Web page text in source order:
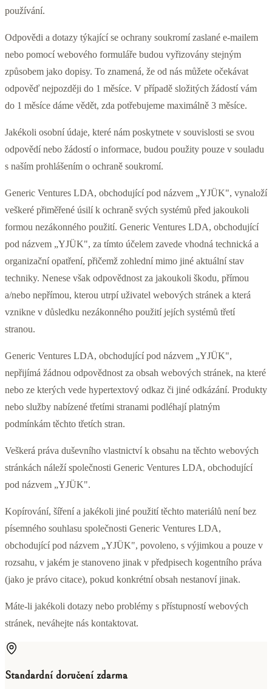
používání.
Odpovědi a dotazy týkající se ochrany soukromí zaslané e-mailem
nebo pomocí webového formuláře budou vyřizovány stejným
způsobem jako dopisy. To znamená, že od nás můžete očekávat
odpověď nejpozději do 1 měsíce. V případě složitých žádostí vám
do 1 měsíce dáme vědět, zda potřebujeme maximálně 3 měsíce.
Jakékoli osobní údaje, které nám poskytnete v souvislosti se svou
odpovědí nebo žádostí o informace, budou použity pouze v souladu
s naším prohlášením o ochraně soukromí.
Generic Ventures LDA, obchodující pod názvem „YJÜK", vynaloží
veškeré přiměřené úsilí k ochraně svých systémů před jakoukoli
formou nezákonného použití. Generic Ventures LDA, obchodující
pod názvem „YJÜK", za tímto účelem zavede vhodná technická a
organizační opatření, přičemž zohlední mimo jiné aktuální stav
techniky. Nenese však odpovědnost za jakoukoli škodu, přímou
a/nebo nepřímou, kterou utrpí uživatel webových stránek a která
vznikne v důsledku nezákonného použití jejích systémů třetí
stranou.
Generic Ventures LDA, obchodující pod názvem „YJÜK",
nepřijímá žádnou odpovědnost za obsah webových stránek, na které
nebo ze kterých vede hypertextový odkaz či jiné odkázání. Produkty
nebo služby nabízené třetími stranami podléhají platným
podmínkám těchto třetích stran.
Veškerá práva duševního vlastnictví k obsahu na těchto webových
stránkách náleží společnosti Generic Ventures LDA, obchodující
pod názvem „YJÜK".
Kopírování, šíření a jakékoli jiné použití těchto materiálů není bez
písemného souhlasu společnosti Generic Ventures LDA,
obchodující pod názvem „YJÜK", povoleno, s výjimkou a pouze v
rozsahu, v jakém je stanoveno jinak v předpisech kogentního práva
(jako je právo citace), pokud konkrétní obsah nestanoví jinak.
Máte-li jakékoli dotazy nebo problémy s přístupností webových
stránek, neváhejte nás kontaktovat.
Standardní doručení zdarma